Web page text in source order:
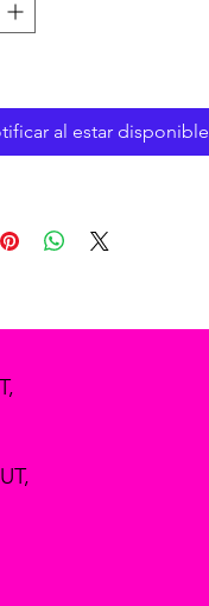
al estar disponible